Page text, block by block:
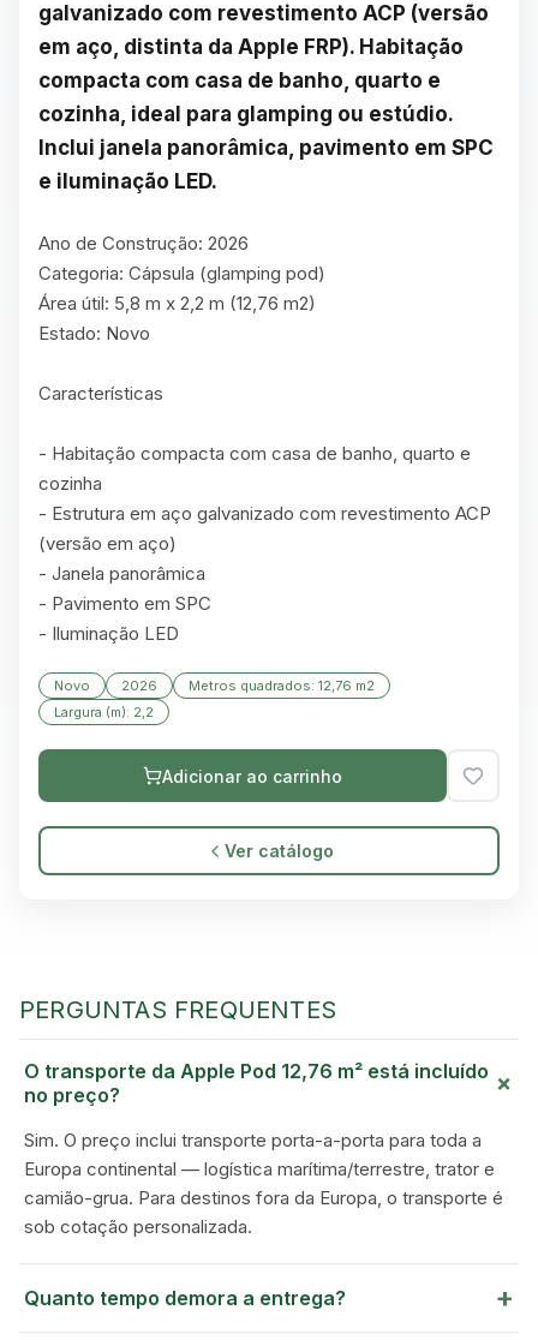
GREEN VILLAGE
MOBILE HOMES
galvanizado com revestimento ACP (versão
em aço, distinta da Apple FRP). Habitação
compacta com casa de banho, quarto e
cozinha, ideal para glamping ou estúdio.
Inclui janela panorâmica, pavimento em SPC
e iluminação LED.
Ano de Construção: 2026
Categoria: Cápsula (glamping pod)
Área útil: 5,8 m x 2,2 m (12,76 m2)
Estado: Novo
Características
- Habitação compacta com casa de banho, quarto e
cozinha
- Estrutura em aço galvanizado com revestimento ACP
(versão em aço)
- Janela panorâmica
- Pavimento em SPC
- Iluminação LED
Novo 2026
Metros quadrados: 12,76 m2
Largura (m): 2,2
Adicionar ao carrinho
Ver catálogo
PERGUNTAS FREQUENTES
O transporte da Apple Pod 12,76 m² está incluído
no preço?
+
Sim. O preço inclui transporte porta-a-porta para toda a
Europa continental — logística marítima/terrestre, trator e
camião-grua. Para destinos fora da Europa, o transporte é
sob cotação personalizada.
Quanto tempo demora a entrega? +